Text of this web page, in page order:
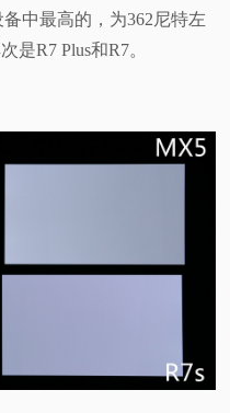
中最高的，为362尼特左
是R7 Plus和R7。